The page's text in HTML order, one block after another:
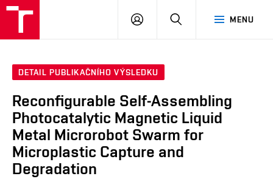
MENU
PŘIHLÁSIT
DETAIL PUBLIKAČNÍHO VÝSLEDKU
Reconfigurable Self-Assembling
Photocatalytic Magnetic Liquid
Metal Microrobot Swarm for
Microplastic Capture and
Degradation